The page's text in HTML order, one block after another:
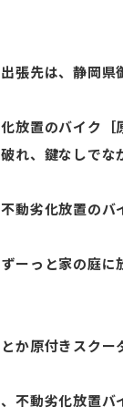
張先は、静岡県
放置のバイク［
れ、鍵なしで
動劣化放置のバ
ーっと家の庭に
か原付きスクー
不動劣化放置